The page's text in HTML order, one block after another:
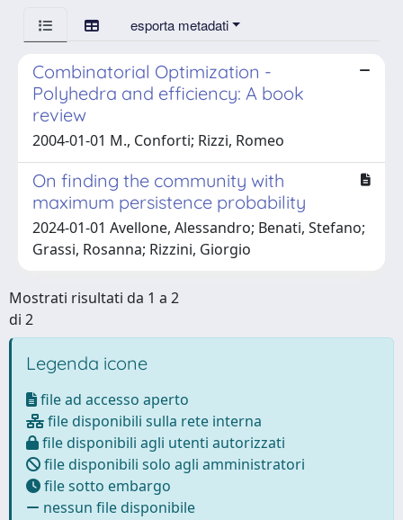
esporta metadati
Combinatorial Optimization -
Polyhedra and efficiency: A book
review
2004-01-01 M., Conforti; Rizzi, Romeo
On finding the community with
maximum persistence probability
2024-01-01 Avellone, Alessandro; Benati, Stefano;
Grassi, Rosanna; Rizzini, Giorgio
Mostrati risultati da 1 a 2
di 2
Legenda icone
file ad accesso aperto
file disponibili sulla rete interna
file disponibili agli utenti autorizzati
file disponibili solo agli amministratori
file sotto embargo
nessun file disponibile